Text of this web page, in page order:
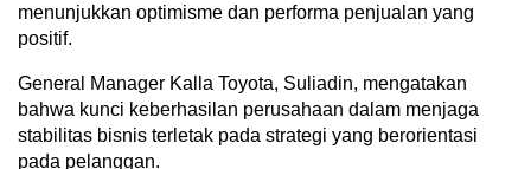
menunjukkan optimisme dan performa penjualan yang
positif.
General Manager Kalla Toyota, Suliadin, mengatakan
bahwa kunci keberhasilan perusahaan dalam menjaga
stabilitas bisnis terletak pada strategi yang berorientasi
pada pelanggan.